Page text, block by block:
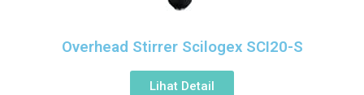
Overhead Stirrer Scilogex SCI20-S
Lihat Detail